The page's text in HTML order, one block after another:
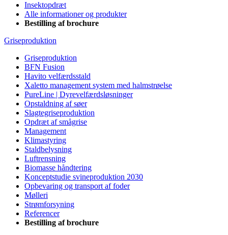
Insektopdræt
Alle informationer og produkter
Bestilling af brochure
Griseproduktion
Griseproduktion
BFN Fusion
Havito velfærdsstald
Xaletto management system med halmstrøelse
PureLine | Dyrevelfærdsløsninger
Opstaldning af søer
Slagtegriseproduktion
Opdræt af smågrise
Management
Klimastyring
Staldbelysning
Luftrensning
Biomasse håndtering
Konceptstudie svineproduktion 2030
Opbevaring og transport af foder
Mølleri
Strømforsyning
Referencer
Bestilling af brochure